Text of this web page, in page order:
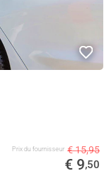
Prix ​​du fournisseur € 15,95
€ 9,50